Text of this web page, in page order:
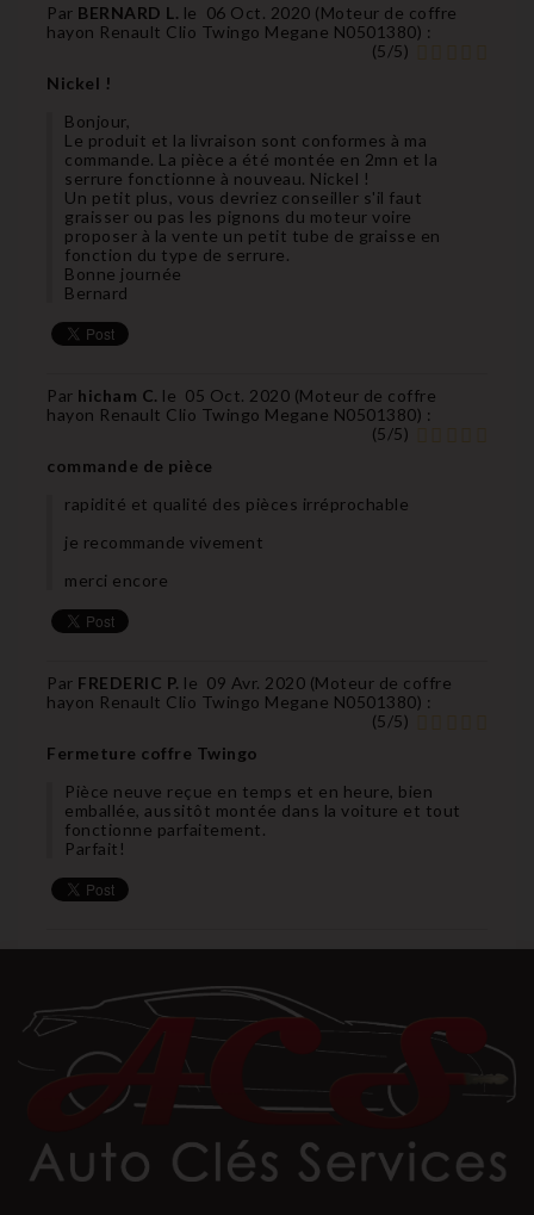
Par BERNARD L. le 06 Oct. 2020 (Moteur de coffre
hayon Renault Clio Twingo Megane N0501380) :
(5/5)
Nickel !
Bonjour,
Le produit et la livraison sont conformes à ma
commande. La pièce a été montée en 2mn et la
serrure fonctionne à nouveau. Nickel !
Un petit plus, vous devriez conseiller s'il faut
graisser ou pas les pignons du moteur voire
proposer à la vente un petit tube de graisse en
fonction du type de serrure.
Bonne journée
Bernard
Par hicham C. le 05 Oct. 2020 (Moteur de coffre
hayon Renault Clio Twingo Megane N0501380) :
(5/5)
commande de pièce
rapidité et qualité des pièces irréprochable
je recommande vivement
merci encore
Par FREDERIC P. le 09 Avr. 2020 (Moteur de coffre
hayon Renault Clio Twingo Megane N0501380) :
(5/5)
Fermeture coffre Twingo
Pièce neuve reçue en temps et en heure, bien
emballée, aussitôt montée dans la voiture et tout
fonctionne parfaitement.
Parfait!